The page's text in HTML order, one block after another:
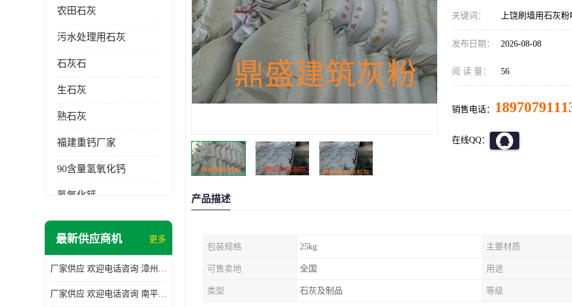
农田石灰
污水处理用石灰
石灰石
生石灰
熟石灰
福建重钙厂家
90含量氢氧化钙
氢氧化钙
氧化钙
最新供应商机 更多
厂家供应 欢迎电话咨询 漳州活性重钙粉
厂家供应 欢迎电话咨询 南平活性重钙粉批发厂
关键词： 上饶刷墙用石灰
发布日期： 2026-08-08
阅 读 量： 56
销售电话：
在线QQ：
产品描述
包装规格 25kg 主要材质
可售卖地 全国 用途
类型 石灰及制品 等级